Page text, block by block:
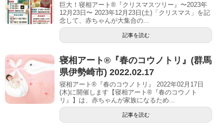
巨大！寝相アート®『クリスマスツリー』〜2023年
12月23日〜 2023年12月23日(土)「クリスマス」を記
念して、赤ちゃんが大集合の...
記事を読む
寝相アート®︎『春のコウノトリ』(群馬
県伊勢崎市) 2022.02.17
寝相アート®『春のコウノトリ』 2022年02月17日
(木)に開催します【寝相アート®︎『春のコウノト
リ』】は、赤ちゃんが家族になるため...
記事を読む